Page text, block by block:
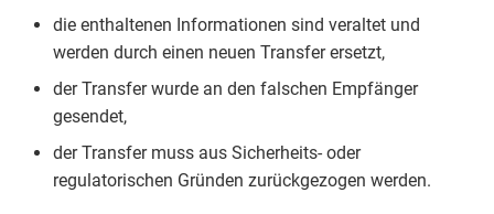
die enthaltenen Informationen sind veraltet und
werden durch einen neuen Transfer ersetzt,
der Transfer wurde an den falschen Empfänger
gesendet,
der Transfer muss aus Sicherheits- oder
regulatorischen Gründen zurückgezogen werden.